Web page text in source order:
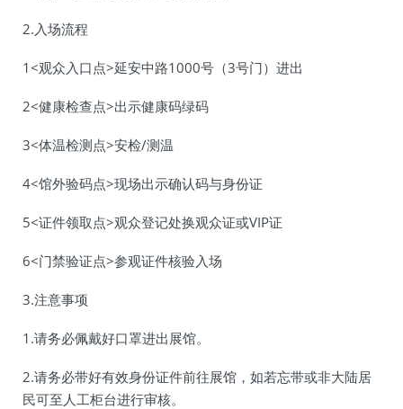
2.入场流程
1<观众入口点>延安中路1000号（3号门）进出
2<健康检查点>出示健康码绿码
3<体温检测点>安检/测温
4<馆外验码点>现场出示确认码与身份证
5<证件领取点>观众登记处换观众证或VIP证
6<门禁验证点>参观证件核验入场
3.注意事项
1.请务必佩戴好口罩进出展馆。
2.请务必带好有效身份证件前往展馆，如若忘带或非大陆居
民可至人工柜台进行审核。